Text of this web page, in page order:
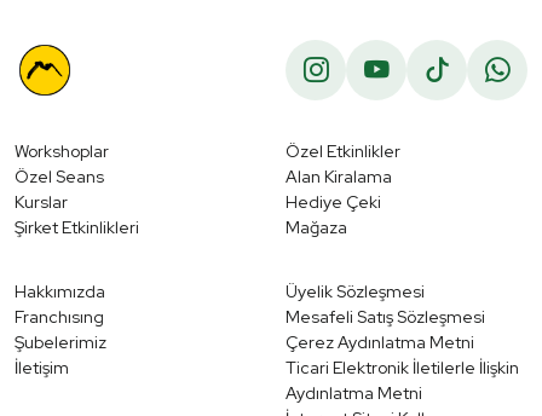
Workshoplar
Özel Seans
Kurslar
Şirket Etkinlikleri
Özel Etkinlikler
Alan Kiralama
Hediye Çeki
Mağaza
Hakkımızda
Franchısıng
Şubelerimiz
İletişim
Üyelik Sözleşmesi
Mesafeli Satış Sözleşmesi
Çerez Aydınlatma Metni
Ticari Elektronik İletilerle İlişkin
Aydınlatma Metni